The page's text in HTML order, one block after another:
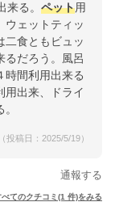
来る。 ペット用
ウェットティッ
二食ともビュッ
るだろう。風呂
時間利用出来る
用出来、ドライ
投稿日：2025/5/19）
通報する
べてのクチコミ(1 件)をみる